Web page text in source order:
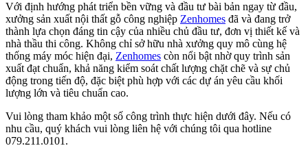
Với định hướng phát triển bền vững và đầu tư bài bản ngay từ đầu,
xưởng sản xuất nội thất gỗ công nghiệp Zenhomes đã và đang trở
thành lựa chọn đáng tin cậy của nhiều chủ đầu tư, đơn vị thiết kế và
nhà thầu thi công. Không chỉ sở hữu nhà xưởng quy mô cùng hệ
thống máy móc hiện đại, Zenhomes còn nổi bật nhờ quy trình sản
xuất đạt chuẩn, khả năng kiểm soát chất lượng chặt chẽ và sự chủ
động trong tiến độ, đặc biệt phù hợp với các dự án yêu cầu khối
lượng lớn và tiêu chuẩn cao.
Vui lòng tham khảo một số công trình thực hiện dưới đây. Nếu có
nhu cầu, quý khách vui lòng liên hệ với chúng tôi qua hotline
079.211.0101.